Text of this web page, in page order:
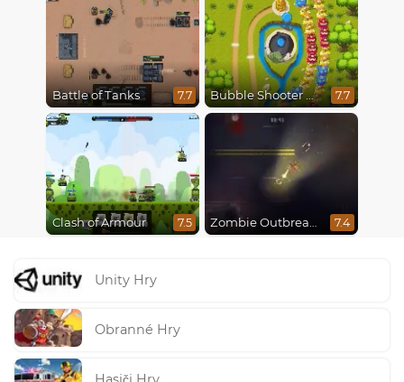
Battle of Tanks 7.7 Bubble Shooter Online 7.7
Clash of Armour 7.5 Zombie Outbreak Arena 7.4
Unity Hry
Obranné Hry